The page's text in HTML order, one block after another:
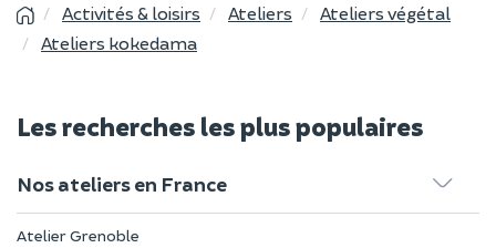
Activités & loisirs Ateliers
Ateliers végétal
Ateliers kokedama
Les recherches les plus populaires
Nos ateliers en France
Atelier Grenoble